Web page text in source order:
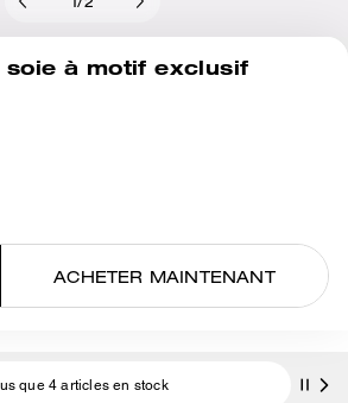
/2
soie à motif exclusif
ACHETER MAINTENANT
que 4 articles en stock